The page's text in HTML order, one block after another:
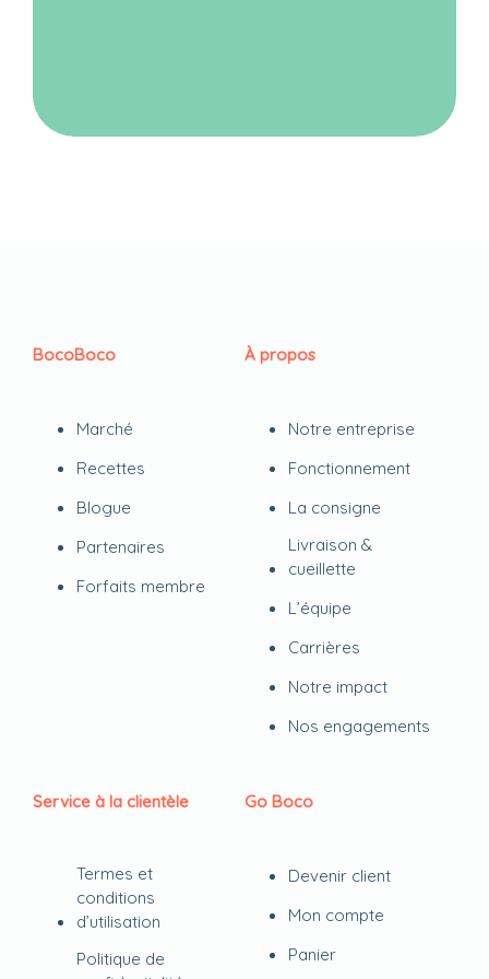
BocoBoco
Marché
Recettes
Blogue
Partenaires
Forfaits membre
À propos
Notre entreprise
Fonctionnement
La consigne
Livraison &
cueillette
L’équipe
Carrières
Notre impact
Nos engagements
Service à la clientèle
Termes et
conditions
d’utilisation
Politique de
Go Boco
Devenir client
Mon compte
Panier